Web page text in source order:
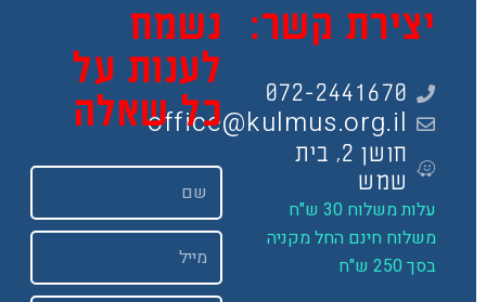
קשר:
072-2441670
office@kulmus.org.il
חושן 2, בית
שמש
משלוח 30 ש"ח
חינם החל מקניה
נשמח
לענות על
כל שאלה
Email